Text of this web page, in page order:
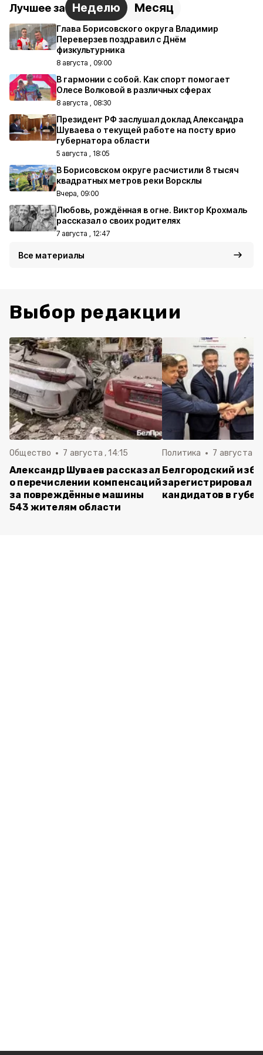
Лучшее за Неделю Месяц
Глава Борисовского округа Владимир
Переверзев поздравил с Днём
физкультурника
8 августа , 09:00
В гармонии с собой. Как спорт помогает
Олесе Волковой в различных сферах
8 августа , 08:30
Президент РФ заслушал доклад Александра
Шуваева о текущей работе на посту врио
губернатора области
5 августа , 18:05
В Борисовском округе расчистили 8 тысяч
квадратных метров реки Ворсклы
Вчера, 09:00
Любовь, рождённая в огне. Виктор Крохмаль
рассказал о своих родителях
7 августа , 12:47
Все материалы
Выбор редакции
Общество 7 августа , 14:15
Александр Шуваев рассказал
о перечислении компенсаций
за повреждённые машины
543 жителям области
Политика 7 августа ,
Белгородский
зарегистрировал
кандидатов в